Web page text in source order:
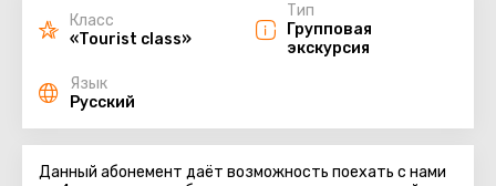
Класс
«Tourist class»
Тип
Групповая
экскурсия
Язык
Русский
Данный абонемент даёт возможность поехать с нами